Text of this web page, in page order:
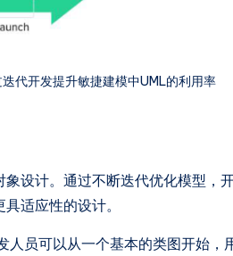
代开发提升敏捷建模中UML的利用率
设计。通过不断迭代优化模型，
适应性的设计。
人员可以从一个基本的类图开始，